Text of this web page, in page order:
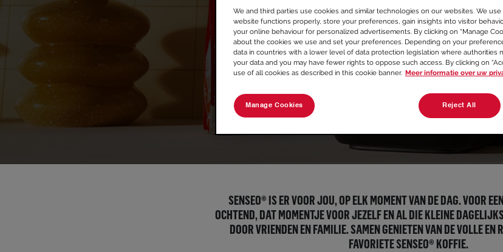
SENSEO®
SENSEO® IS ER VOOR JOU, OP ELK MOMENT VAN DE DAG. VOOR
OCHTEND, DAT MOMENTJE VOOR JEZELF EN AL DIE KLEINE
DOOR VRIENDEN EN FAMILIE. SAMEN GENIETEN VAN DE VOLLE
FAVORIETE SENSEO® KOFFIE.
We and third parties use cookies and similar technologies on our websites. We
website functions properly, store your preferences, gain insights into visitor
your online behaviour for personalized advertisements. By clicking on “Manage
about the cookies we use and set your preferences. Depending on your
data in countries with a lower level of data protection legislation where authorities
your data and you may have fewer rights to oppose such access. By clicking on
use of all cookies as described in this cookie banner. Meer informatie over uw
Manage Cookies Reject All